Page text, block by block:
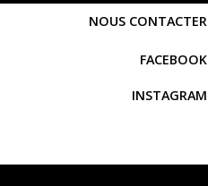
NOUS CONTACTER
FACEBOOK
INSTAGRAM